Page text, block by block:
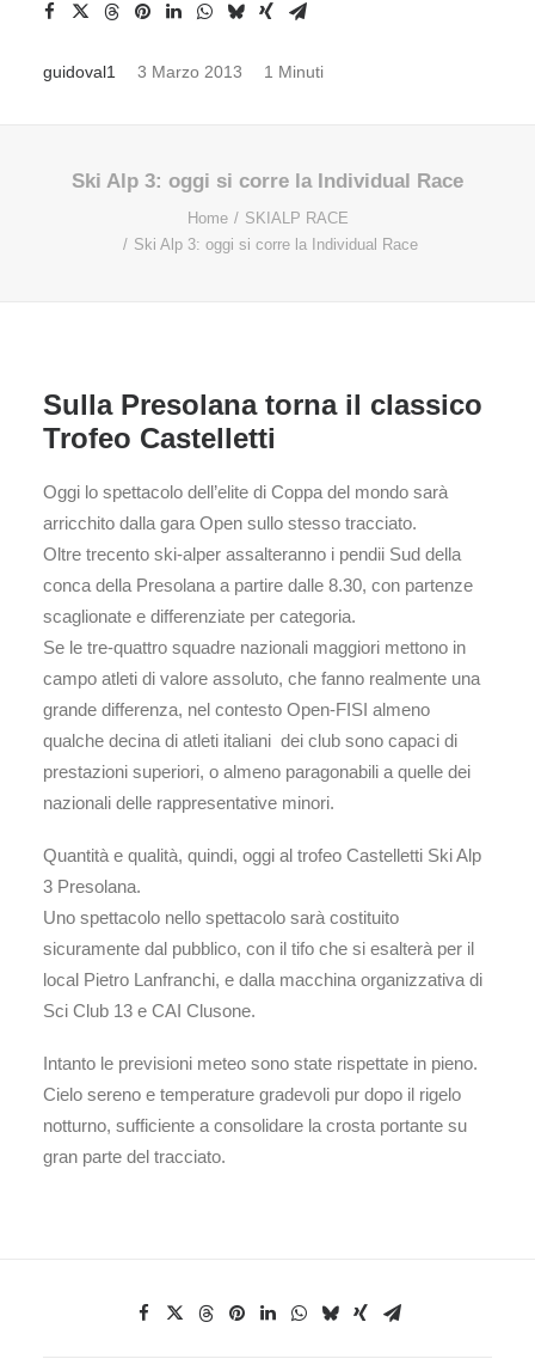
guidoval1 3 Marzo 2013 1 Minuti
Ski Alp 3: oggi si corre la Individual Race
Home
SKIALP RACE
Ski Alp 3: oggi si corre la Individual Race
Sulla Presolana torna il classico
Trofeo Castelletti
Oggi lo spettacolo dell’elite di Coppa del mondo sarà
arricchito dalla gara Open sullo stesso tracciato.
Oltre trecento ski-alper assalteranno i pendii Sud della
conca della Presolana a partire dalle 8.30, con partenze
scaglionate e differenziate per categoria.
Se le tre-quattro squadre nazionali maggiori mettono in
campo atleti di valore assoluto, che fanno realmente una
grande differenza, nel contesto Open-FISI almeno
qualche decina di atleti italiani dei club sono capaci di
prestazioni superiori, o almeno paragonabili a quelle dei
nazionali delle rappresentative minori.
Quantità e qualità, quindi, oggi al trofeo Castelletti Ski Alp
3 Presolana.
Uno spettacolo nello spettacolo sarà costituito
sicuramente dal pubblico, con il tifo che si esalterà per il
local Pietro Lanfranchi, e dalla macchina organizzativa di
Sci Club 13 e CAI Clusone.
Intanto le previsioni meteo sono state rispettate in pieno.
Cielo sereno e temperature gradevoli pur dopo il rigelo
notturno, sufficiente a consolidare la crosta portante su
gran parte del tracciato.